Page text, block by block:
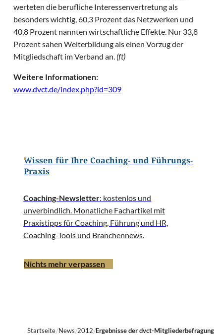
werteten die berufliche Interessenvertretung als
besonders wichtig, 60,3 Prozent das Netzwerken und
40,8 Prozent nannten wirtschaftliche Effekte. Nur 33,8
Prozent sahen Weiterbildung als einen Vorzug der
Mitgliedschaft im Verband an. (ft)
Weitere Informationen:
www.dvct.de/index.php?id=309
Wissen für Ihre Coaching- und Führungs-
Praxis
Coaching-Newsletter: kostenlos und
unverbindlich. Monatliche Fachartikel mit
Praxistipps für Coaching, Führung und HR,
Coaching-Tools und Branchennews.
Nichts mehr verpassen
Startseite News 2012 Ergebnisse der dvct-Mitgliederbefragung